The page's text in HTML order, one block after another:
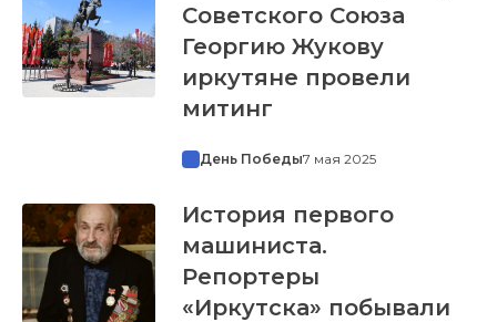
Советского Союза
Георгию Жукову
иркутяне провели
митинг
День Победы7 мая 2025
История первого
машиниста.
Репортеры
«Иркутска» побывали